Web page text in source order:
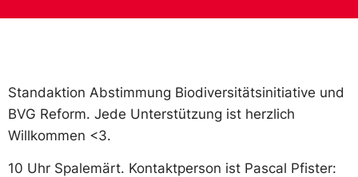
Standaktion Abstimmung Biodiversitätsinitiative und
BVG Reform. Jede Unterstützung ist herzlich
Willkommen <3.
10 Uhr Spalemärt. Kontaktperson ist Pascal Pfister: